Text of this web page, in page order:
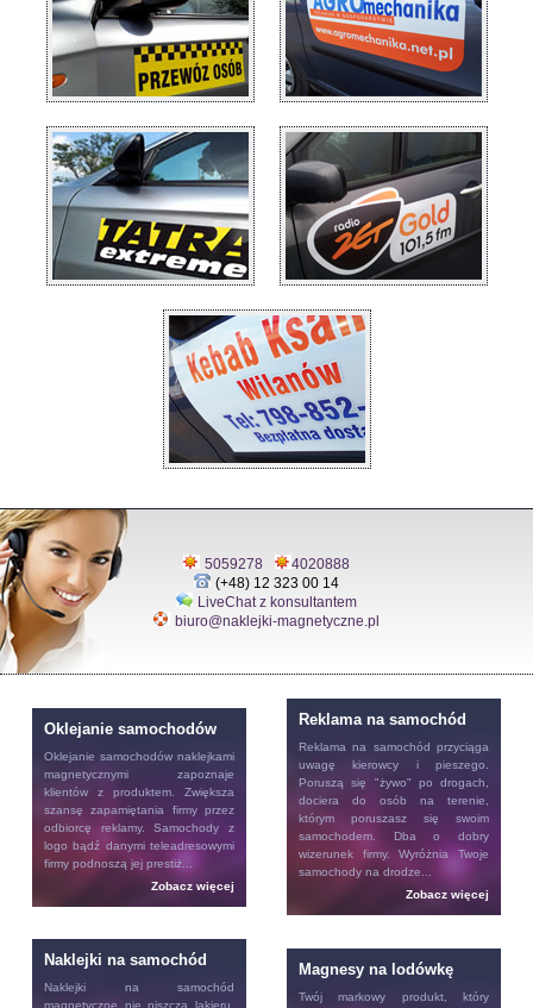
5059278
4020888
(+48) 12 323 00 14
LiveChat z konsultantem
biuro@naklejki-magnetyczne.pl
Oklejanie samochodów
Oklejanie samochodów naklejkami
magnetycznymi zapoznaje
klientów z produktem. Zwiększa
szansę zapamiętania firmy przez
odbiorcę reklamy. Samochody z
logo bądź danymi teleadresowymi
firmy podnoszą jej prestiż...
Zobacz więcej
Reklama na samochód
Reklama na samochód przyciąga
uwagę kierowcy i pieszego.
Poruszą się "żywo" po drogach,
dociera do osób na terenie,
którym poruszasz się swoim
samochodem. Dba o dobry
wizerunek firmy. Wyróżnia Twoje
samochody na drodze...
Zobacz więcej
Naklejki na samochód
Naklejki na samochód
Magnesy na lodówkę
Twój markowy produkt, który